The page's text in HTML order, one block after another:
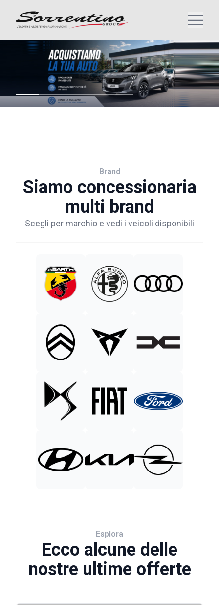
Brand
Siamo concessionaria
multi brand
Scegli per marchio e vedi i veicoli disponibili
Esplora
Ecco alcune delle
nostre ultime offerte